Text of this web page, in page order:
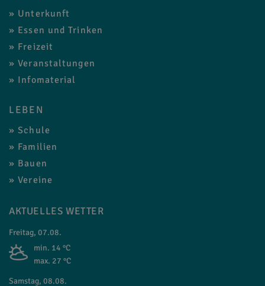
Unterkunft
Essen und Trinken
Freizeit
Veranstaltungen
Infomaterial
LEBEN
Schule
Familien
Bauen
Vereine
AKTUELLES WETTER
Freitag, 07.08.
min. 14 °C
max. 27 °C
Samstag, 08.08.